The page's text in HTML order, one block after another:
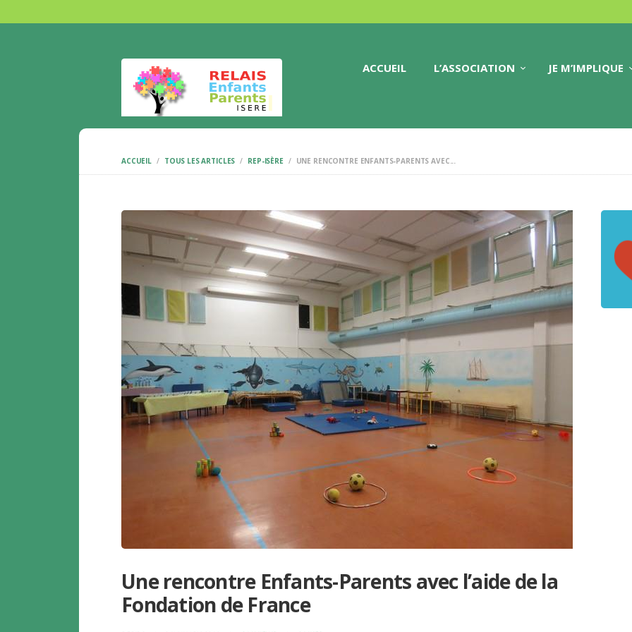
ACCUEIL L’ASSOCIATION JE M’IMPLIQUE
ACCUEIL TOUS LES ARTICLES REP-ISÈRE UNE RENCONTRE ENFANTS-PARENTS AVEC...
ACCUEIL
L’ASSOCIATION
PARTENAIRES
CONTACTS
Une rencontre Enfants-Parents avec l’aide de la
Fondation de France